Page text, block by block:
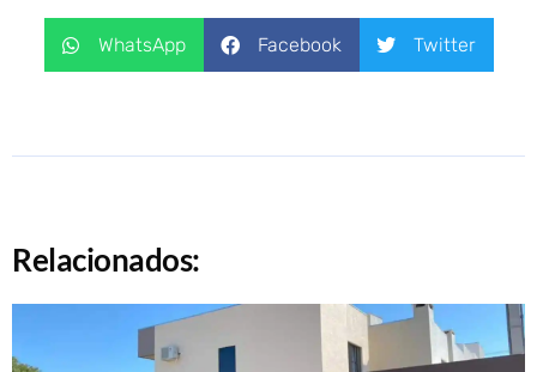
WhatsApp Facebook Twitter
Relacionados: